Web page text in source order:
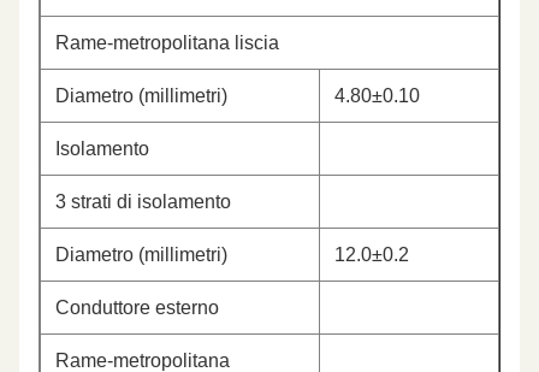
Rame-metropolitana liscia
Diametro (millimetri) 4.80±0.10
Isolamento
3 strati di isolamento
Diametro (millimetri) 12.0±0.2
Conduttore esterno
Rame-metropolitana